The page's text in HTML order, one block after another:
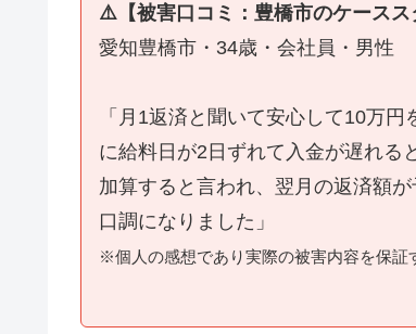
⚠️【被害口コミ：豊橋市のケースス
愛知豊橋市・34歳・会社員・男性
「月1返済と聞いて安心して10万
に給料日が2日ずれて入金が遅れる
加算すると言われ、翌月の返済額
口調になりました」
※個人の感想であり実際の被害内容を保証